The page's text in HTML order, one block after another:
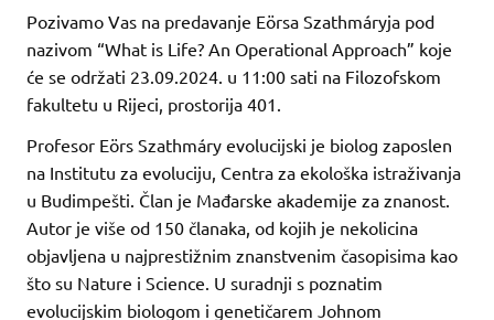
Pozivamo Vas na predavanje Eörsa Szathmáryja pod
nazivom “What is Life? An Operational Approach” koje
će se održati 23.09.2024. u 11:00 sati na Filozofskom
fakultetu u Rijeci, prostorija 401.
Profesor Eörs Szathmáry evolucijski je biolog zaposlen
na Institutu za evoluciju, Centra za ekološka istraživanja
u Budimpešti. Član je Mađarske akademije za znanost.
Autor je više od 150 članaka, od kojih je nekolicina
objavljena u najprestižnim znanstvenim časopisima kao
što su Nature i Science. U suradnji s poznatim
evolucijskim biologom i genetičarem Johnom